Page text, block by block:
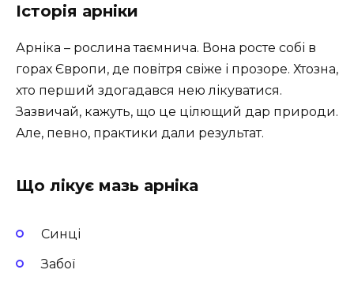
Історія арніки
Арніка – рослина таємнича. Вона росте собі в
горах Європи, де повітря свіже і прозоре. Хтозна,
хто перший здогадався нею лікуватися.
Зазвичай, кажуть, що це цілющий дар природи.
Але, певно, практики дали результат.
Що лікує мазь арніка
Синці
Забої